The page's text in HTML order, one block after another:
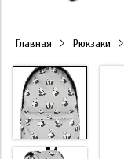
Главная Рюкзаки